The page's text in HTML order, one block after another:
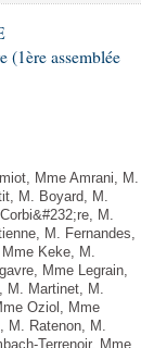
assemblée
Mme Amrani, M.
M. Boyard, M.
M.
M. Fernandes,
Keke, M.
Mme Legrain,
M. Martinet, M.
Oziol, Mme
M. Ratenon, M.
Terrenoir, Mme